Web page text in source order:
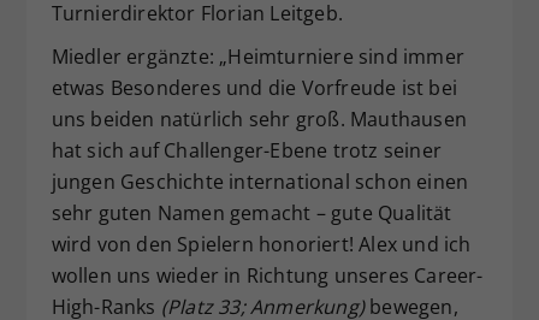
Turnierdirektor Florian Leitgeb.
Miedler ergänzte: „Heimturniere sind immer
etwas Besonderes und die Vorfreude ist bei
uns beiden natürlich sehr groß. Mauthausen
hat sich auf Challenger-Ebene trotz seiner
jungen Geschichte international schon einen
sehr guten Namen gemacht – gute Qualität
wird von den Spielern honoriert! Alex und ich
wollen uns wieder in Richtung unseres Career-
High-Ranks (Platz 33; Anmerkung)bewegen,